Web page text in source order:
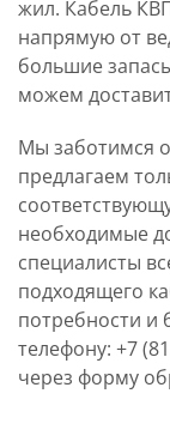
жил. Кабель
напрямую от
большие
можем
Мы заботимся
предлагаем
необходимые
специалисты
подходящего
потребности и
телефону: +7
через форму